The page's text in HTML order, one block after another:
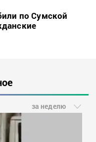
по Сумской
за неделю